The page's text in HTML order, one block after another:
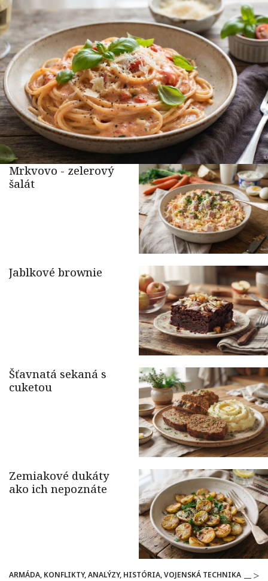
ARMÁDA, KONFLIKTY, ANALÝZY, HISTÓRIA, VOJENSKÁ TECHNIKA